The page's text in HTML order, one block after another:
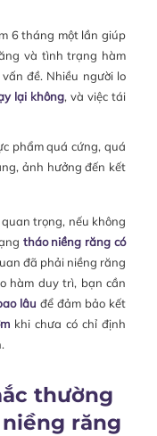
6 tháng một lần giúp
và tình trạng hàm
đề. Nhiều người lo
lại không, và việc tái
phẩm quá cứng, quá
ảnh hưởng đến kết
trọng, nếu không
tháo niềng răng có
đã phải niềng răng
hàm duy trì, bạn cần
lâu để đảm bảo kết
khi chưa có chỉ định
thường
răng